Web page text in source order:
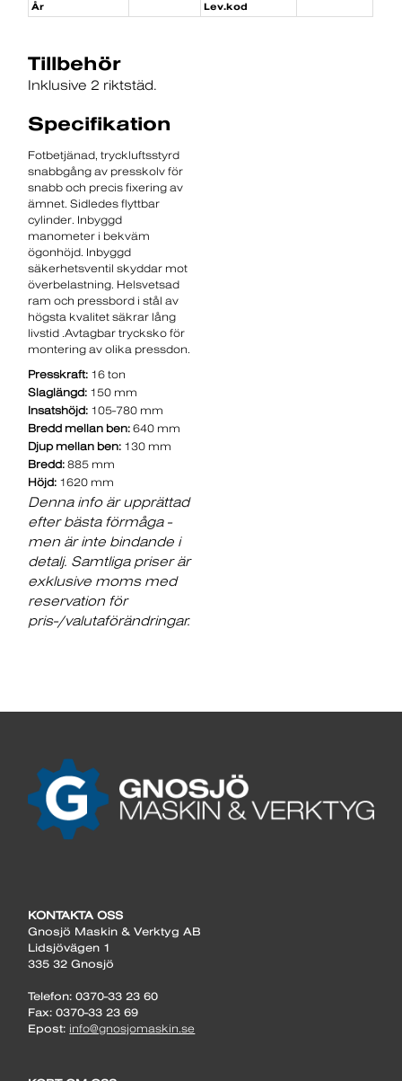
År
Lev.kod
Tillbehör
Inklusive 2 riktstäd.
Specifikation
Fotbetjänad, tryckluftsstyrd
snabbgång av presskolv för
snabb och precis fixering av
ämnet. Sidledes flyttbar
cylinder. Inbyggd
manometer i bekväm
ögonhöjd. Inbyggd
säkerhetsventil skyddar mot
överbelastning. Helsvetsad
ram och pressbord i stål av
högsta kvalitet säkrar lång
livstid .Avtagbar trycksko för
montering av olika pressdon.
Presskraft: 16 ton
Slaglängd: 150 mm
Insatshöjd: 105-780 mm
Bredd mellan ben: 640 mm
Djup mellan ben: 130 mm
Bredd: 885 mm
Höjd: 1620 mm
Denna info är upprättad
efter bästa förmåga -
men är inte bindande i
detalj. Samtliga priser är
exklusive moms med
reservation för
pris-/valutaförändringar.
KONTAKTA OSS
Gnosjö Maskin & Verktyg AB
Lidsjövägen 1
335 32 Gnosjö
Telefon: 0370-33 23 60
Fax: 0370-33 23 69
Epost: info@gnosjomaskin.se